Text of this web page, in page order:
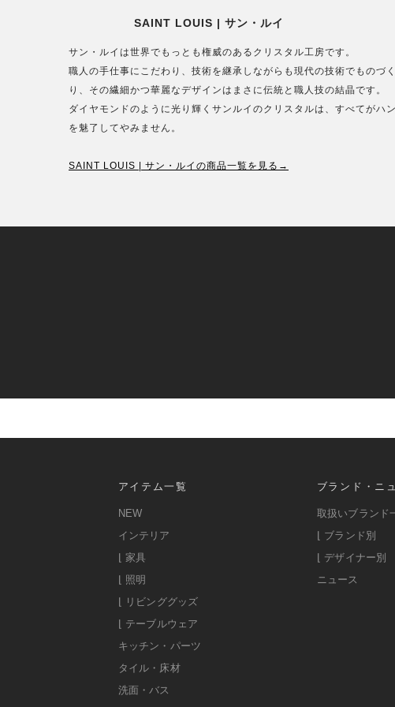
SAINT LOUIS | サン・ルイ
サン・ルイは世界でもっとも権威のあるクリスタル工房です。
職人の手仕事にこだわり、技術を継承しながらも現代の技術でものづ
り、その繊細かつ華麗なデザインはまさに伝統と職人技の結晶です。
ダイヤモンドのように光り輝くサンルイのクリスタルは、すべてが
を魅了してやみません。
SAINT LOUIS | サン・ルイの商品一覧を見る→
アイテム一覧
NEW
インテリア
⌊ 家具
⌊ 照明
⌊ リビンググッズ
⌊ テーブルウェア
キッチン・パーツ
タイル・床材
洗面・バス
ブランド・ニ
取扱いブランド
⌊ ブランド別
⌊ デザイナー別
ニュース